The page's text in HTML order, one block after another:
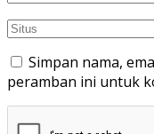
Simpan nama,
peramban ini untuk